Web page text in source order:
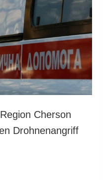
Cherson
Drohnenangriff